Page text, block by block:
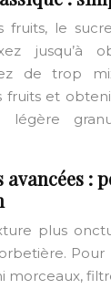
fruits, le
jusqu’à
de trop
fruits et
légère
avancées :
plus
morceaux,